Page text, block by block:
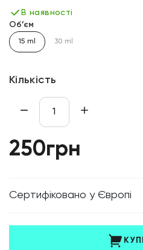
В наявності
Об’єм
15 ml 30 ml
Кількість
250грн
Cертифіковано у Європі